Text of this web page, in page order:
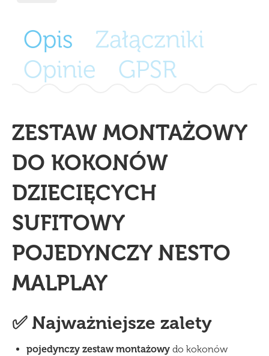
Opis
Załączniki
Opinie
GPSR
ZESTAW MONTAŻOWY
DO KOKONÓW
DZIECIĘCYCH
SUFITOWY
POJEDYNCZY NESTO
MALPLAY
✅ Najważniejsze zalety
pojedynczy zestaw montażowy do kokonów